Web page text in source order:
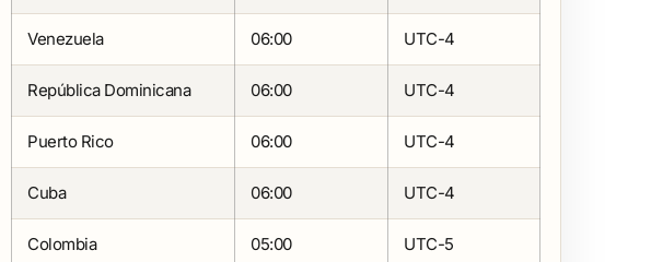
Venezuela 06:00 UTC-4
República Dominicana 06:00 UTC-4
Puerto Rico 06:00 UTC-4
Cuba 06:00 UTC-4
Colombia 05:00 UTC-5